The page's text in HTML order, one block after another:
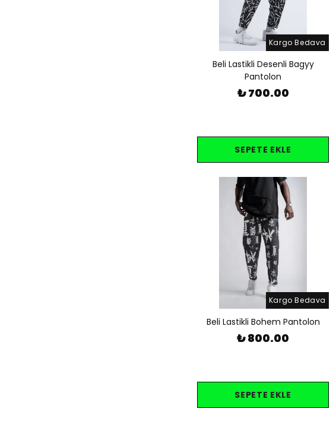
Kargo Bedava
Beli Lastikli Desenli Bagyy
Pantolon
₺ 700.00
SEPETE EKLE
Kargo Bedava
Beli Lastikli Bohem Pantolon
₺ 800.00
SEPETE EKLE